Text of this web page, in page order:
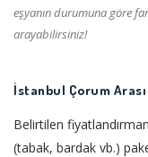
eşyanın durumuna göre
arayabilirsiniz!
İstanbul Çorum
Belirtilen
(tabak, bardak vb.)